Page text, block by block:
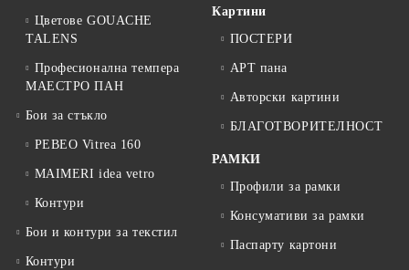
Цветове GOUACHE
TALENS
Професионална темпера
МАЕСТРО ПАН
Бои за стъкло
PEBEO Vitrea 160
MAIMERI idea vetro
Контури
Бои и контури за текстил
Контури
Картини
ПОСТЕРИ
АРТ пана
Авторски картини
БЛАГОТВОРИТЕЛНОСТ
РАМКИ
Профили за рамки
Консумативи за рамки
Паспарту картони